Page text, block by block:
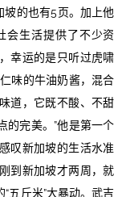
的也有5页。加上他
会生活提供了不少资
幸运的是只听过虎啸
味的牛油奶酱，混合
道，它既不酸、不甜
的完美。”他是第一个
叹新加坡的生活水准
到新加坡才两周，就
五斤米”大暴动。武吉